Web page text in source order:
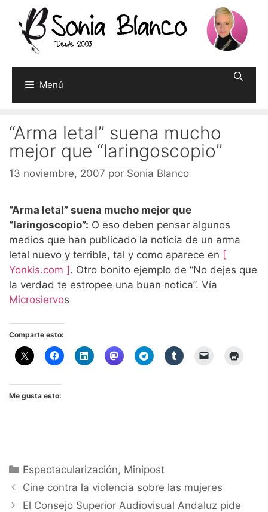
contenido
Menú
“Arma letal” suena mucho
mejor que “laringoscopio”
13 noviembre, 2007 por Sonia Blanco
“Arma letal” suena mucho mejor que
“laringoscopio”: O eso deben pensar algunos
medios que han publicado la noticia de un arma
letal nuevo y terrible, tal y como aparece en [
Yonkis.com ] . Otro bonito ejemplo de “No dejes que
la verdad te estropee una buan notica”. Vía
Microsiervos
Comparte esto:
Me gusta esto:
Categorías
Espectacularización, Minipost
Cine contra la violencia sobre las mujeres
El Consejo Superior Audiovisual Andaluz pide